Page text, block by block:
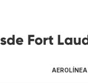
Fort